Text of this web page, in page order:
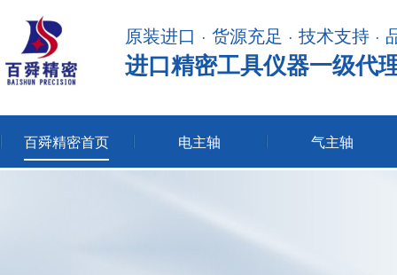
原装进口 · 货源充足 · 技术支持 ·
进口精密工具仪器一级代
百舜精密首页 电主轴 气主轴